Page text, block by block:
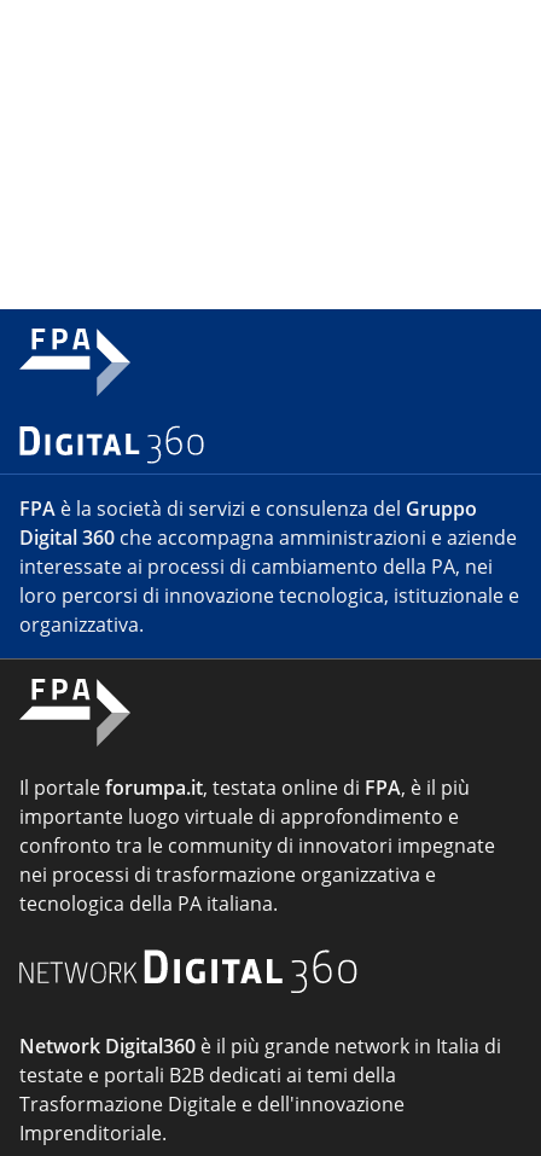
FPA è la società di servizi e consulenza del Gruppo
Digital 360 che accompagna amministrazioni e aziende
interessate ai processi di cambiamento della PA, nei
loro percorsi di innovazione tecnologica, istituzionale e
organizzativa.
Il portaleforumpa.it, testata online di FPA, è il più
importante luogo virtuale di approfondimento e
confronto tra le community di innovatori impegnate
nei processi di trasformazione organizzativa e
tecnologica della PA italiana.
Network Digital360 è il più grande network in Italia di
testate e portali B2B dedicati ai temi della
Trasformazione Digitale e dell'innovazione
Imprenditoriale.